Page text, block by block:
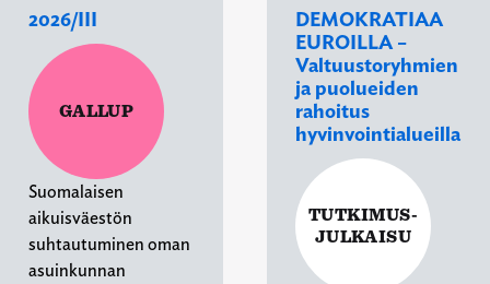
2026/III
GALLUP
Suomalaisen
aikuisväestön
suhtautuminen oman
asuinkunnan
DEMOKRATIAA
EUROILLA –
Valtuustoryhmien
ja puolueiden
rahoitus
hyvinvointialueilla
TUTKIMUS-
JULKAISU